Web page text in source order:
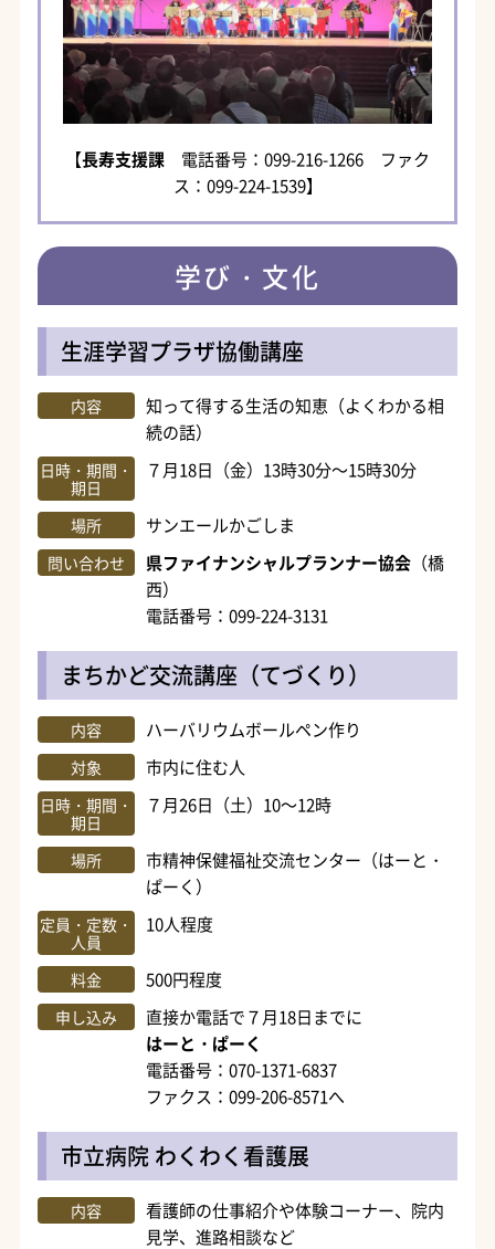
【長寿支援課 電話番号：099-216-1266 ファク
ス：099-224-1539】
学び・文化
生涯学習プラザ協働講座
内容
知って得する生活の知恵（よくわかる相
続の話）
日時・期間・
期日
７月18日（金）13時30分～15時30分
場所 サンエールかごしま
問い合わせ 県ファイナンシャルプランナー協会 （橋
西）
電話番号：099-224-3131
まちかど交流講座（てづくり）
内容 ハーバリウムボールペン作り
対象 市内に住む人
日時・期間・
期日
７月26日（土）10～12時
場所
市精神保健福祉交流センター（はーと・
ぱーく）
定員・定数・
人員
10人程度
料金 500円程度
申し込み
直接か電話で７月18日までに
はーと・ぱーく
電話番号：070-1371-6837
ファクス：099-206-8571へ
市立病院 わくわく看護展
内容
看護師の仕事紹介や体験コーナー、院内
見学、進路相談など